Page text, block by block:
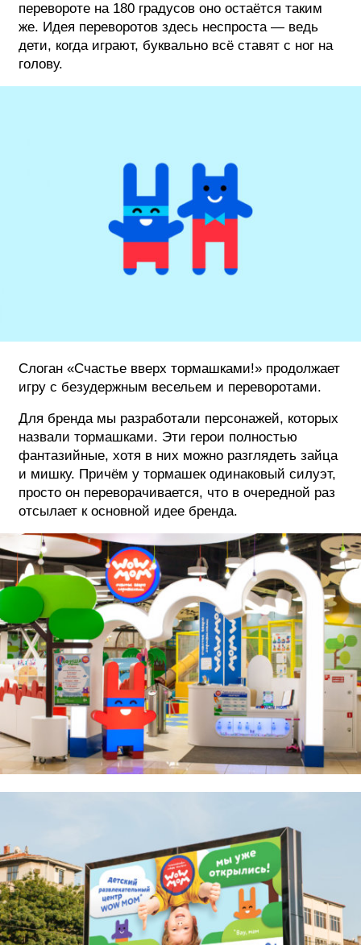
перевороте на 180 градусов оно остаётся таким
же. Идея переворотов здесь неспроста — ведь
дети, когда играют, буквально всё ставят с ног на
голову.
Слоган «Счастье вверх тормашками!» продолжает
игру с безудержным весельем и переворотами.
Для бренда мы разработали персонажей, которых
назвали тормашками. Эти герои полностью
фантазийные, хотя в них можно разглядеть зайца
и мишку. Причём у тормашек одинаковый силуэт,
просто он переворачивается, что в очередной раз
отсылает к основной идее бренда.